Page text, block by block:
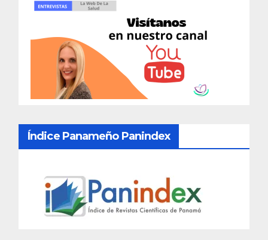
Índice Panameño Panindex